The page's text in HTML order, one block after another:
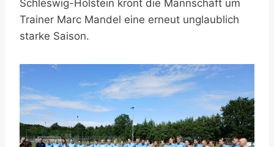
Schleswig-Holstein krönt die Mannschaft um
Trainer Marc Mandel eine erneut unglaublich
starke Saison.